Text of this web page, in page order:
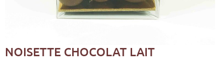
NOISETTE CHOCOLAT LAIT